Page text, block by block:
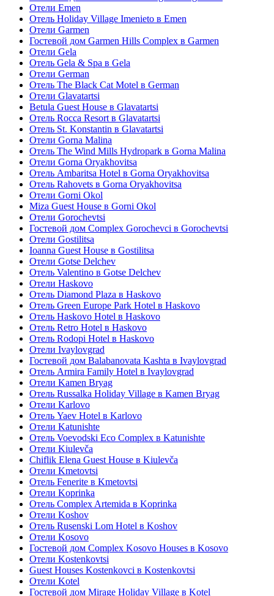
Отели Emen
Отель Holiday Village Imenieto в Emen
Отели Garmen
Гостевой дом Garmen Hills Complex в Garmen
Отели Gela
Отель Gela & Spa в Gela
Отели German
Отель The Black Cat Motel в German
Отели Glavatartsi
Betula Guest House в Glavatartsi
Отель Rocca Resort в Glavatartsi
Отель St. Konstantin в Glavatartsi
Отели Gorna Malina
Отель The Wind Mills Hydropark в Gorna Malina
Отели Gorna Oryakhovitsa
Отель Ambaritsa Hotel в Gorna Oryakhovitsa
Отель Rahovets в Gorna Oryakhovitsa
Отели Gorni Okol
Miza Guest House в Gorni Okol
Отели Gorochevtsi
Гостевой дом Complex Gorochevci в Gorochevtsi
Отели Gostilitsa
Ioanna Guest House в Gostilitsa
Отели Gotse Delchev
Отель Valentino в Gotse Delchev
Отели Haskovo
Отель Diamond Plaza в Haskovo
Отель Green Europe Park Hotel в Haskovo
Отель Haskovo Hotel в Haskovo
Отель Retro Hotel в Haskovo
Отель Rodopi Hotel в Haskovo
Отели Ivaylovgrad
Гостевой дом Balabanovata Kashta в Ivaylovgrad
Отель Armira Family Hotel в Ivaylovgrad
Отели Kamen Bryag
Отель Russalka Holiday Village в Kamen Bryag
Отели Karlovo
Отель Yaev Hotel в Karlovo
Отели Katunishte
Отель Voevodski Eco Complex в Katunishte
Отели Kiulevča
Chiflik Elena Guest House в Kiulevča
Отели Kmetovtsi
Отель Fenerite в Kmetovtsi
Отели Koprinka
Отель Complex Artemida в Koprinka
Отели Koshov
Отель Rusenski Lom Hotel в Koshov
Отели Kosovo
Гостевой дом Complex Kosovo Houses в Kosovo
Отели Kostenkovtsi
Guest Houses Kostenkovci в Kostenkovtsi
Отели Kotel
Гостевой дом Mirage Holiday Village в Kotel